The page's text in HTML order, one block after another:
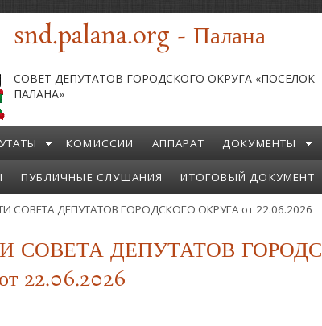
snd.palana.org - Палана
СОВЕТ ДЕПУТАТОВ ГОРОДСКОГО ОКРУГА «ПОСЕЛОК
ПАЛАНА»
КОМИССИИ АППАРАТ ДОКУМЕНТЫ
ПУБЛИЧНЫЕ СЛУШАНИЯ ИТОГОВЫЙ ДОКУМЕНТ
СОВЕТА ДЕПУТАТОВ ГОРОДСКОГО ОКРУГА от 22.06.2026
СОВЕТА ДЕПУТАТОВ
22.06.2026